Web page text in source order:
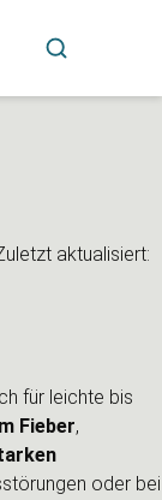
aktualisiert:
für leichte bis
Fieber,
oder bei